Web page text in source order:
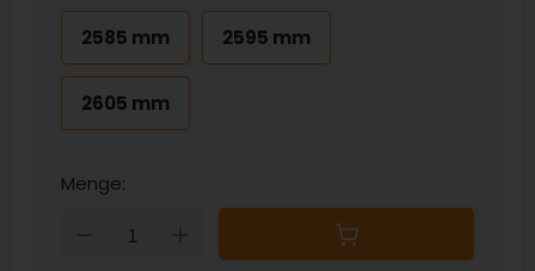
2585 mm 2595 mm
2605 mm
Menge:
Down